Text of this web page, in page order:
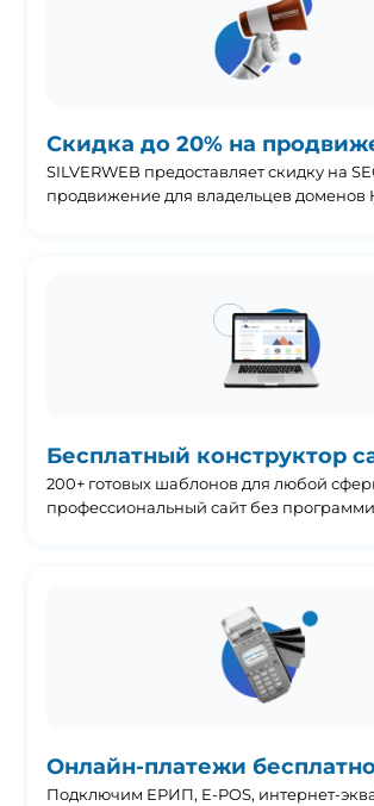
Скидка до 20% на
SILVERWEB предоставляет скидку на
продвижение для владельцев доменов
Бесплатный конструктор
200+ готовых шаблонов для любой
профессиональный сайт без
Онлайн-платежи
Подключим ЕРИП, E-POS, интернет-